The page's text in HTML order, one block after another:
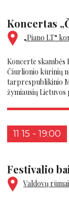
Koncertas
„Piano LT“
Koncerte skambės
Čiurlionio kūrinių
tarprespublikinio
žymiausių Lietuvos
11 15 - 19:00
Festivalio
Valdovų